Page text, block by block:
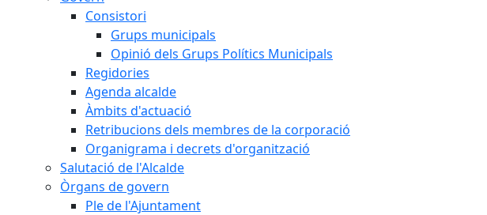
Consistori
Grups municipals
Opinió dels Grups Polítics Municipals
Regidories
Agenda alcalde
Àmbits d'actuació
Retribucions dels membres de la corporació
Organigrama i decrets d'organització
Salutació de l'Alcalde
Òrgans de govern
Ple de l'Ajuntament